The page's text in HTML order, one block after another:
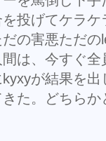
投げてケラ
の害悪ただ
は、今すぐ
が結果を出
た。どちら